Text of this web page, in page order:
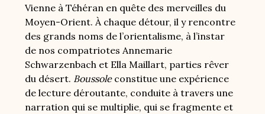
Vienne à Téhéran en quête des merveilles du
Moyen-Orient. À chaque détour, il y rencontre
des grands noms de l’orientalisme, à l’instar
de nos compatriotes Annemarie
Schwarzenbach et Ella Maillart, parties rêver
du désert. Boussoleconstitue une expérience
de lecture déroutante, conduite à travers une
narration qui se multiplie, qui se fragmente et